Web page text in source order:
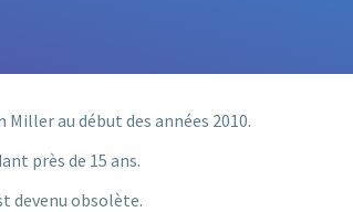
au début des années 2010.
près de 15 ans.
devenu obsolète.